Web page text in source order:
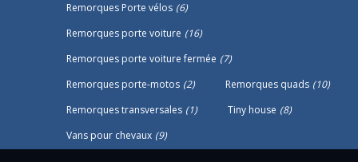
Remorques Porte vélos (6)
Remorques porte voiture (16)
Remorques porte voiture fermée (7)
Remorques porte-motos (2) Remorques quads (10)
Remorques transversales (1) Tiny house (8)
Vans pour chevaux (9)